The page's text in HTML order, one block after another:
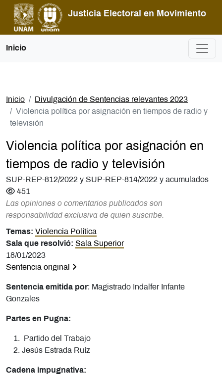
Justicia Electoral en Movimiento
Inicio
Inicio
Divulgación de Sentencias relevantes 2023
Violencia política por asignación en tiempos de radio y
televisión
Violencia política por asignación en
tiempos de radio y televisión
SUP-REP-812/2022 y SUP-REP-814/2022 y acumulados
451
Las opiniones o comentarios publicados son
responsabilidad exclusiva de quien suscribe.
Temas: Violencia Política
Sala que resolvió: Sala Superior
18/01/2023
Sentencia original
Sentencia emitida por: Magistrado Indalfer Infante
Gonzales
Partes en Pugna:
Partido del Trabajo
Jesús Estrada Ruíz
Cadena impugnativa: